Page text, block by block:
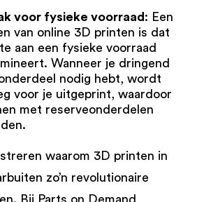
voor fysieke voorraad : Een
van online 3D printen is dat
aan een fysieke voorraad
Wanneer je dringend
nodig hebt, wordt
voor je uitgeprint, waardoor
met reserveonderdelen
waarom 3D printen in
zo’n revolutionaire
Bij Parts on Demand